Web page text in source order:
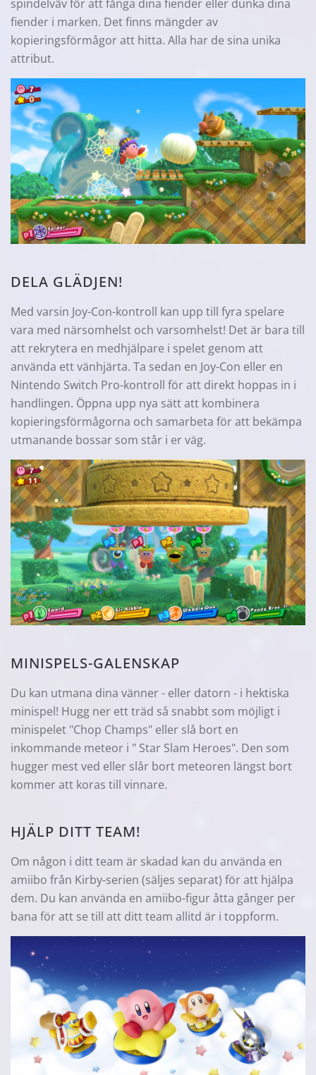
spindelväv för att fånga dina fiender eller dunka dina
fiender i marken. Det finns mängder av
kopieringsförmågor att hitta. Alla har de sina unika
attribut.
DELA GLÄDJEN!
Med varsin Joy-Con-kontroll kan upp till fyra spelare
vara med närsomhelst och varsomhelst! Det är bara till
att rekrytera en medhjälpare i spelet genom att
använda ett vänhjärta. Ta sedan en Joy-Con eller en
Nintendo Switch Pro-kontroll för att direkt hoppas in i
handlingen. Öppna upp nya sätt att kombinera
kopieringsförmågorna och samarbeta för att bekämpa
utmanande bossar som står i er väg.
MINISPELS-GALENSKAP
Du kan utmana dina vänner - eller datorn - i hektiska
minispel! Hugg ner ett träd så snabbt som möjligt i
minispelet "Chop Champs" eller slå bort en
inkommande meteor i " Star Slam Heroes". Den som
hugger mest ved eller slår bort meteoren längst bort
kommer att koras till vinnare.
HJÄLP DITT TEAM!
Om någon i ditt team är skadad kan du använda en
amiibo från Kirby-serien (säljes separat) för att hjälpa
dem. Du kan använda en amiibo-figur åtta gånger per
bana för att se till att ditt team allitd är i toppform.